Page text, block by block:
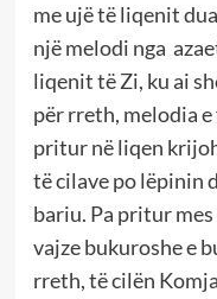
me ujë të liqenit
një melodi nga
liqenit të Zi, ku ai
për rreth, melodia
pritur në liqen
të cilave po lëpinin
bariu. Pa pritur
vajze bukuroshe e
rreth, të cilën